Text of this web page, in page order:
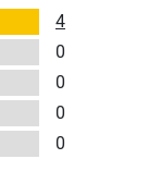
4
0
0
0
0